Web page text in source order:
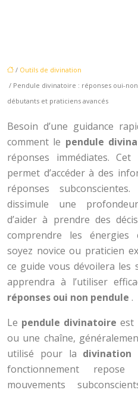
/ Outils de divination
/ Pendule divinatoire : réponses oui-
débutants et praticiens avancés
Besoin d’une guidance
comment le pendule
réponses immédiates.
permet d’accéder à des
réponses
dissimule une
d’aider à prendre des
comprendre les énergies
soyez novice ou praticien
ce guide vous dévoilera les
apprendra à l’utiliser
réponses oui non pendule .
Le pendule divinatoire est
ou une chaîne,
utilisé pour la divination
fonctionnement
mouvements